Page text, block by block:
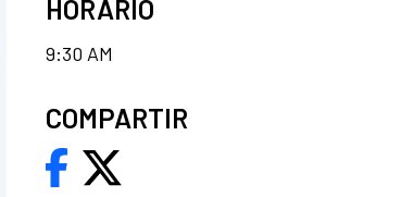
HORARIO
9:30 AM
COMPARTIR